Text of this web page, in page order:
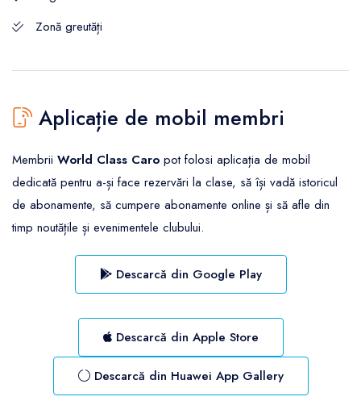
Zonă greutăți
Aplicație de mobil membri
Membrii World Class Caro pot folosi aplicația de mobil
dedicată pentru a-și face rezervări la clase, să își vadă istoricul
de abonamente, să cumpere abonamente online și să afle din
timp noutățile și evenimentele clubului.
Descarcă din Google Play
Descarcă din Apple Store
Descarcă din Huawei App Gallery